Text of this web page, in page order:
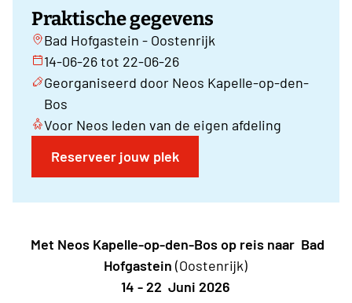
Praktische gegevens
Bad Hofgastein - Oostenrijk
14-06-26 tot 22-06-26
Georganiseerd door Neos Kapelle-op-den-
Bos
Voor Neos leden van de eigen afdeling
Reserveer jouw plek
Met Neos Kapelle-op-den-Bos op reis naar Bad
Hofgastein (Oostenrijk)
14 - 22 Juni 2026